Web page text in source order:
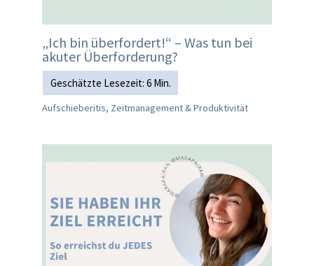
„Ich bin überfordert!“ – Was tun bei
akuter Überforderung?
Aufschieberitis, Zeitmanagement & Produktivität